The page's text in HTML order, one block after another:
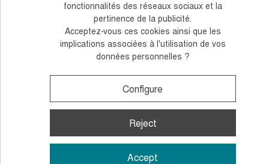
fonctionnalités des réseaux sociaux et la
pertinence de la publicité.
Acceptez-vous ces cookies ainsi que les
implications associées à l'utilisation de vos
données personnelles ?
Configure
Reject
Accept